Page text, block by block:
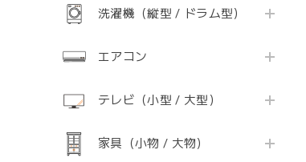
洗濯機（縦型 / ドラム型）
エアコン
テレビ（小型 / 大型）
家具（小物 / 大物）